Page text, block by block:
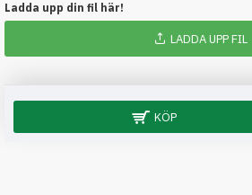
Ladda upp din fil här!
LADDA UPP FIL
KÖP